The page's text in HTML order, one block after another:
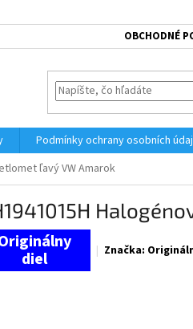
OBCHODNÉ
Podmínky ochrany osobních
ľavý VW Amarok
Značka: